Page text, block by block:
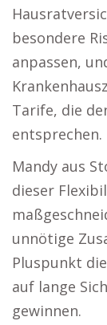
besondere
anpassen,
Tarife, die
entsprechen.
Mandy aus
dieser
unnötige
Pluspunkt
auf lange
gewinnen.